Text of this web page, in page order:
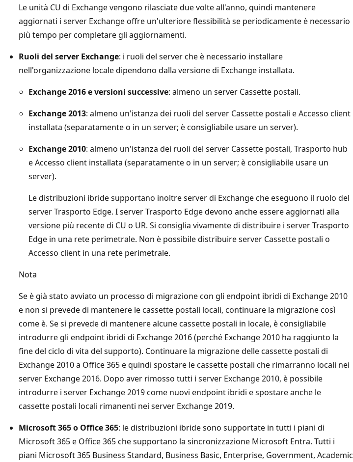
Le unità CU di Exchange vengono rilasciate due volte all'anno, quindi mantenere
aggiornati i server Exchange offre un'ulteriore flessibilità se periodicamente è necessario
più tempo per completare gli aggiornamenti.
Ruoli del server Exchange: i ruoli del server che è necessario installare
nell'organizzazione locale dipendono dalla versione di Exchange installata.
Exchange 2016 e versioni successive: almeno un server Cassette postali.
Exchange 2013: almeno un'istanza dei ruoli del server Cassette postali e Accesso client
installata (separatamente o in un server; è consigliabile usare un server).
Exchange 2010: almeno un'istanza dei ruoli del server Cassette postali, Trasporto hub
e Accesso client installata (separatamente o in un server; è consigliabile usare un
server).
Le distribuzioni ibride supportano inoltre server di Exchange che eseguono il ruolo del
server Trasporto Edge. I server Trasporto Edge devono anche essere aggiornati alla
versione più recente di CU o UR. Si consiglia vivamente di distribuire i server Trasporto
Edge in una rete perimetrale. Non è possibile distribuire server Cassette postali o
Accesso client in una rete perimetrale.
Nota
Se è già stato avviato un processo di migrazione con gli endpoint ibridi di Exchange 2010
e non si prevede di mantenere le cassette postali locali, continuare la migrazione così
come è. Se si prevede di mantenere alcune cassette postali in locale, è consigliabile
introdurre gli endpoint ibridi di Exchange 2016 (perché Exchange 2010 ha raggiunto la
fine del ciclo di vita del supporto). Continuare la migrazione delle cassette postali di
Exchange 2010 a Office 365 e quindi spostare le cassette postali che rimarranno locali nei
server Exchange 2016. Dopo aver rimosso tutti i server Exchange 2010, è possibile
introdurre i server Exchange 2019 come nuovi endpoint ibridi e spostare anche le
cassette postali locali rimanenti nei server Exchange 2019.
Microsoft 365 o Office 365: le distribuzioni ibride sono supportate in tutti i piani di
Microsoft 365 e Office 365 che supportano la sincronizzazione Microsoft Entra. Tutti i
piani Microsoft 365 Business Standard, Business Basic, Enterprise, Government, Academic